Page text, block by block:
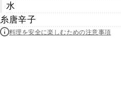
水
糸唐辛子
料理を安全に楽しむための注意事項